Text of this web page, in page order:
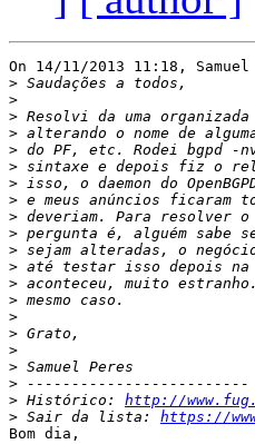
On 14/11/2013 11:18,
>
>
>
>
>
>
>
>
>
>
>
>
>
>
>
>
>
>
>
> Histórico: http://
> Sair da lista: https://
Bom dia,